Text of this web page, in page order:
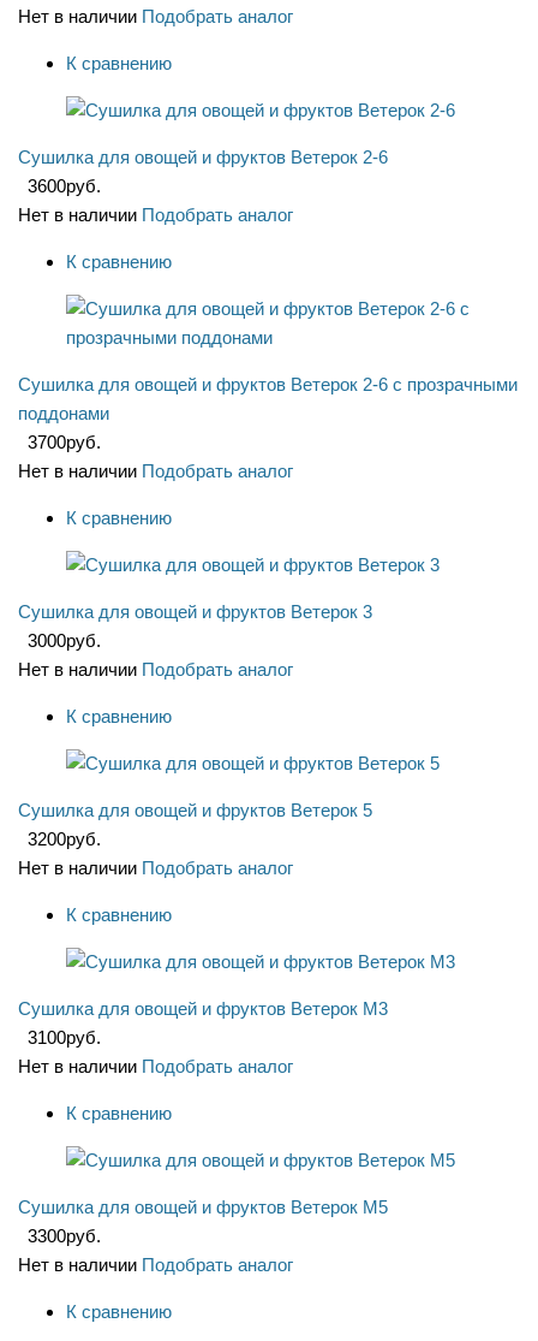
Нет в наличии Подобрать аналог
К сравнению
Сушилка для овощей и фруктов Ветерок 2-6
3600руб.
Нет в наличии Подобрать аналог
К сравнению
Сушилка для овощей и фруктов Ветерок 2-6 с прозрачными
поддонами
3700руб.
Нет в наличии Подобрать аналог
К сравнению
Сушилка для овощей и фруктов Ветерок 3
3000руб.
Нет в наличии Подобрать аналог
К сравнению
Сушилка для овощей и фруктов Ветерок 5
3200руб.
Нет в наличии Подобрать аналог
К сравнению
Сушилка для овощей и фруктов Ветерок М3
3100руб.
Нет в наличии Подобрать аналог
К сравнению
Сушилка для овощей и фруктов Ветерок М5
3300руб.
Нет в наличии Подобрать аналог
К сравнению